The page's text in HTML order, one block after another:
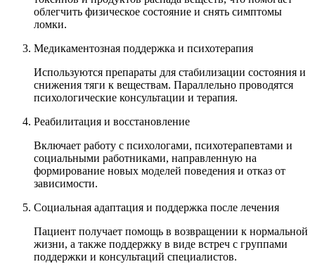
облегчить физическое состояние и снять симптомы
ломки.
Медикаментозная поддержка и психотерапия
Используются препараты для стабилизации состояния и
снижения тяги к веществам. Параллельно проводятся
психологические консультации и терапия.
Реабилитация и восстановление
Включает работу с психологами, психотерапевтами и
социальными работниками, направленную на
формирование новых моделей поведения и отказ от
зависимости.
Социальная адаптация и поддержка после лечения
Пациент получает помощь в возвращении к нормальной
жизни, а также поддержку в виде встреч с группами
поддержки и консультаций специалистов.